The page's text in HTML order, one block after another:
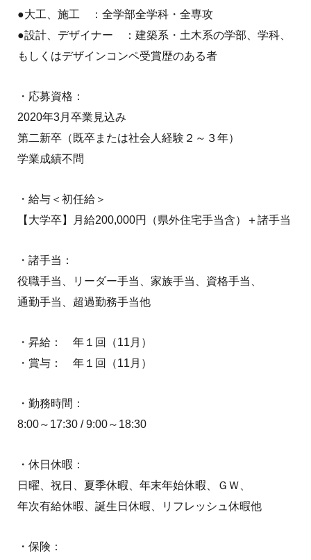
●大工、施工 ：全学部全学科・全専攻
●設計、デザイナー ：建築系・土木系の学部、学科、
もしくはデザインコンペ受賞歴のある者
・応募資格：
2020年3月卒業見込み
第二新卒（既卒または社会人経験２～３年）
学業成績不問
・給与＜初任給＞
【大学卒】月給200,000円（県外住宅手当含）＋諸手当
・諸手当：
役職手当、リーダー手当、家族手当、資格手当、
通勤手当、超過勤務手当他
・昇給： 年１回（11月）
・賞与： 年１回（11月）
・勤務時間：
8:00～17:30 / 9:00～18:30
・休日休暇：
日曜、祝日、夏季休暇、年末年始休暇、ＧＷ、
年次有給休暇、誕生日休暇、リフレッシュ休暇他
・保険：